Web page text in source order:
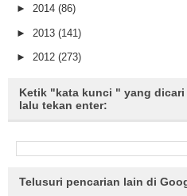
► 2014 (86)
► 2013 (141)
► 2012 (273)
Ketik "kata kunci " yang
lalu tekan enter:
Telusuri pencarian lain di